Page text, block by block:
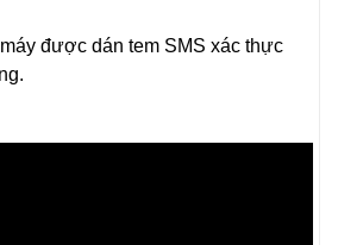
được dán tem SMS xác thực